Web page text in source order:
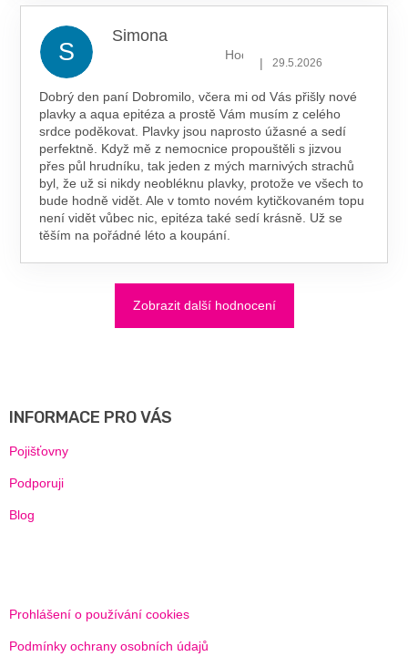
S
Simona
Hodnocení obchodu je 5 z 5
| 29.5.2026
Dobrý den paní Dobromilo, včera mi od Vás přišly nové
plavky a aqua epitéza a prostě Vám musím z celého
srdce poděkovat. Plavky jsou naprosto úžasné a sedí
perfektně. Když mě z nemocnice propouštěli s jizvou
přes půl hrudníku, tak jeden z mých marnivých strachů
byl, že už si nikdy neobléknu plavky, protože ve všech to
bude hodně vidět. Ale v tomto novém kytičkovaném topu
není vidět vůbec nic, epitéza také sedí krásně. Už se
těším na pořádné léto a koupání.
Zobrazit další hodnocení
INFORMACE PRO VÁS
Pojišťovny
Podporuji
Blog
Prohlášení o používání cookies
Podmínky ochrany osobních údajů